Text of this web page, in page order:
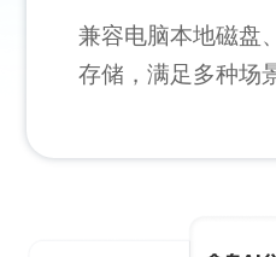
兼容电脑本地磁盘
存储，满足多种场